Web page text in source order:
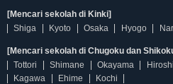
[Mencari sekolah di Kinki]
Shiga
Kyoto Osaka Hyogo
[Mencari sekolah di Chugoku dan
Tottori
Shimane Okayama
Kagawa
Ehime Kochi